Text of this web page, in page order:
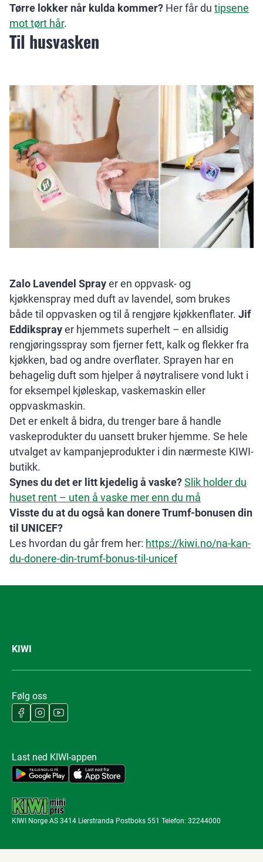
Tørre lokker når kulda kommer? Her får du tipsene
mot tørt hår.
Til husvasken
Zalo Lavendel Sprayer en oppvask- og
kjøkkenspray med duft av lavendel, som brukes
både til oppvasken og til å rengjøre kjøkkenflater. Jif
Eddiksprayer hjemmets superhelt – en allsidig
rengjøringsspray som fjerner fett, kalk og flekker fra
kjøkken, bad og andre overflater. Sprayen har en
behagelig duft som hjelper å nøytralisere vond lukt i
for eksempel kjøleskap, vaskemaskin eller
oppvaskmaskin.
Det er enkelt å bidra, du trenger bare å handle
vaskeprodukter du uansett bruker hjemme. Se hele
utvalget av kampanjeprodukter i din nærmeste KIWI-
butikk.
Synes du det er litt kjedelig å vaske?Slik holder du
huset rent – uten å vaske mer enn du må
Visste du at du også kan donere Trumf-bonusen din
til UNICEF?
Les hvordan du går frem her: https://kiwi.no/na-kan-
du-donere-din-trumf-bonus-til-unicef
KIWI
Følg oss
Last ned KIWI-appen
KIWI Norge AS 3414 Lierstranda Postboks 551 Telefon: 32244000